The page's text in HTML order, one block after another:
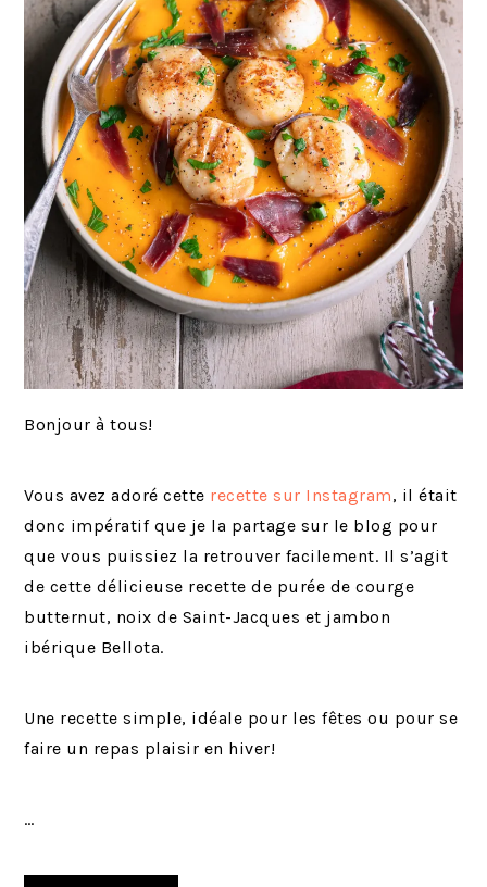
Bonjour à tous!
Vous avez adoré cette recette sur Instagram, il était
donc impératif que je la partage sur le blog pour
que vous puissiez la retrouver facilement. Il s’agit
de cette délicieuse recette de purée de courge
butternut, noix de Saint-Jacques et jambon
ibérique Bellota.
Une recette simple, idéale pour les fêtes ou pour se
faire un repas plaisir en hiver!
…